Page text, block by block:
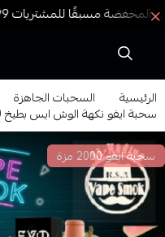
الرئيسية السحبات الجاهزة
سحبة ايفو نكهة الوش ايس بطيخ 2000 بوف Evo Samsvape
سحبة ايفو 2000 مزة